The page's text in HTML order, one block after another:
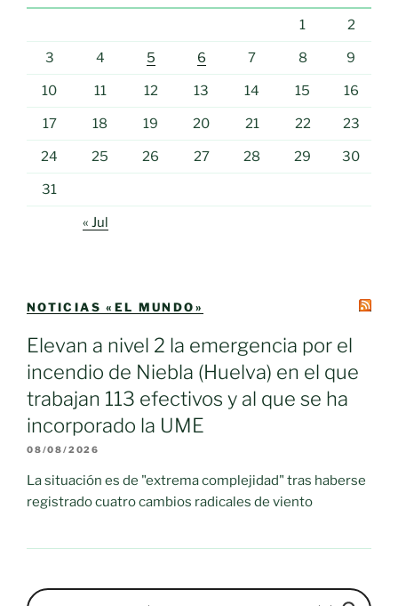
1 2
3 4 5 6 7 8 9
10 11 12 13 14 15 16
17 18 19 20 21 22 23
24 25 26 27 28 29 30
31
« Jul
NOTICIAS «EL MUNDO»
Elevan a nivel 2 la emergencia por el
incendio de Niebla (Huelva) en el que
trabajan 113 efectivos y al que se ha
incorporado la UME
08/08/2026
La situación es de "extrema complejidad" tras haberse
registrado cuatro cambios radicales de viento